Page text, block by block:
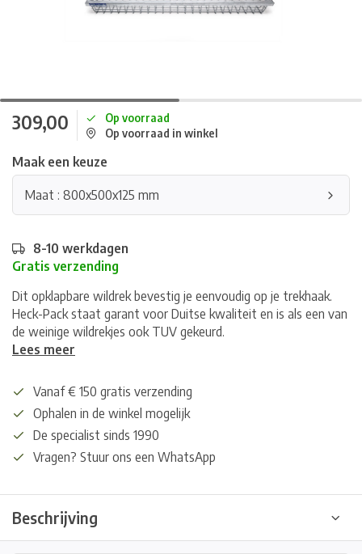
309,00
Op voorraad
Op voorraad in winkel
Maak een keuze
Maat : 800x500x125 mm
8-10 werkdagen
Gratis verzending
Dit opklapbare wildrek bevestig je eenvoudig op je trekhaak.
Heck-Pack staat garant voor Duitse kwaliteit en is als een van
de weinige wildrekjes ook TUV gekeurd.
Lees meer
Vanaf € 150 gratis verzending
Ophalen in de winkel mogelijk
De specialist sinds 1990
Vragen? Stuur ons een WhatsApp
Beschrijving